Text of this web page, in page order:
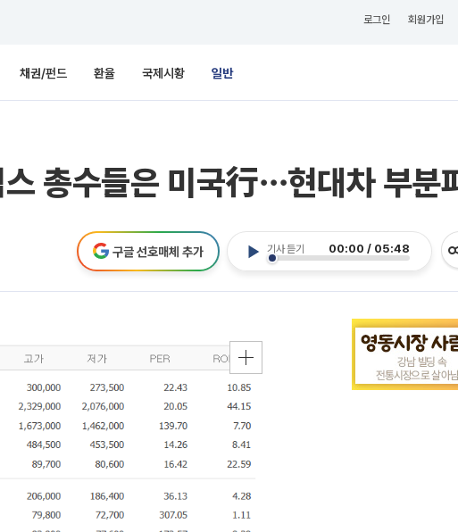
로그인 회원가입
채권/펀드 환율 국제시황 일반
총수들은 미국行⋯현대차 부분
기사 듣기 00:00 / 05:48
구글 선호매체 추가